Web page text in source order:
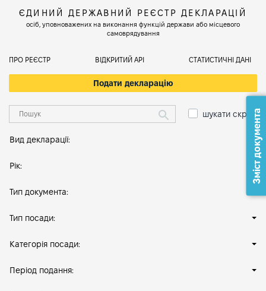
ЄДИНИЙ ДЕРЖАВНИЙ РЕЄСТР ДЕКЛАРАЦІЙ
осіб, уповноважених на виконання функцій держави або місцевого
самоврядування
ПРО РЕЄСТР ВІДКРИТИЙ АРІ СТАТИСТИЧНІ ДАНІ
Подати декларацію
шукати скрізь
Вид декларації:
Рік:
Тип документа:
Тип посади:
Категорія посади:
Період подання:
Зміст документа